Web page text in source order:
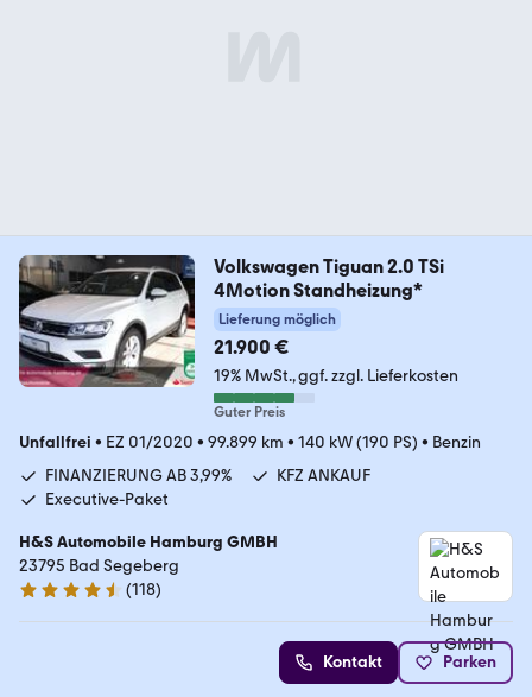
Volkswagen Tiguan 2.0 TSi
4Motion Standheizung*
Lieferung möglich
21.900 €
19% MwSt. ggf. zzgl. Lieferkosten
Guter Preis
Unfallfrei • EZ 01/2020 • 99.899 km • 140 kW (190 PS) • Benzin
FINANZIERUNG AB 3,99%
KFZ ANKAUF
Executive-Paket
H&S Automobile Hamburg GMBH
23795 Bad Segeberg
4.6 Sterne
(118)
Kontakt Parken